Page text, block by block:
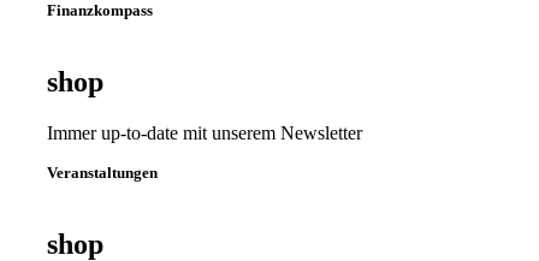
Finanzkompass
shop
Immer up-to-date mit unserem Newsletter
Veranstaltungen
shop